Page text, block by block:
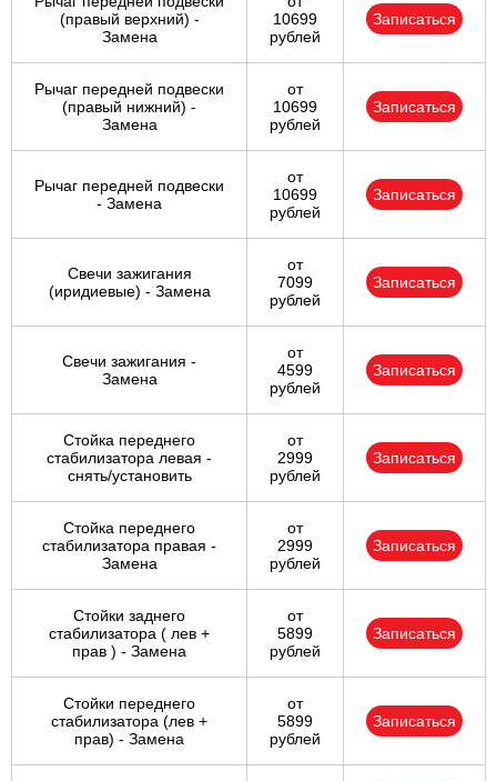
(правый верхний) -
Замена
10699
рублей
Записаться
Рычаг передней подвески
(правый нижний) -
Замена
от
10699
рублей
Записаться
Рычаг передней подвески
- Замена
от
10699
рублей
Записаться
Свечи зажигания
(иридиевые) - Замена
от
7099
рублей
Записаться
Свечи зажигания -
Замена
от
4599
рублей
Записаться
Стойка переднего
стабилизатора левая -
снять/установить
от
2999
рублей
Записаться
Стойка переднего
стабилизатора правая -
Замена
от
2999
рублей
Записаться
Стойки заднего
стабилизатора ( лев +
прав ) - Замена
от
5899
рублей
Записаться
Стойки переднего
стабилизатора (лев +
прав) - Замена
от
5899
рублей
Записаться